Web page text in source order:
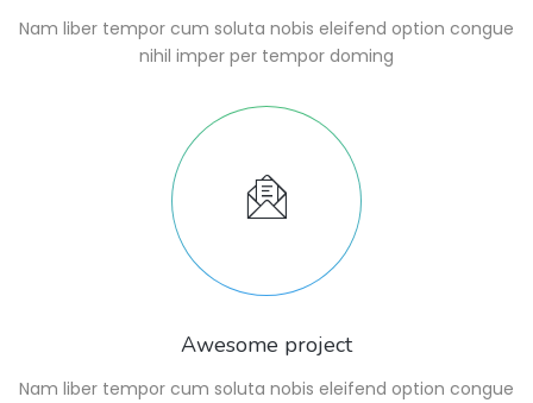
Nam liber tempor cum soluta nobis eleifend option congue
nihil imper per tempor doming
Awesome project
Nam liber tempor cum soluta nobis eleifend option congue